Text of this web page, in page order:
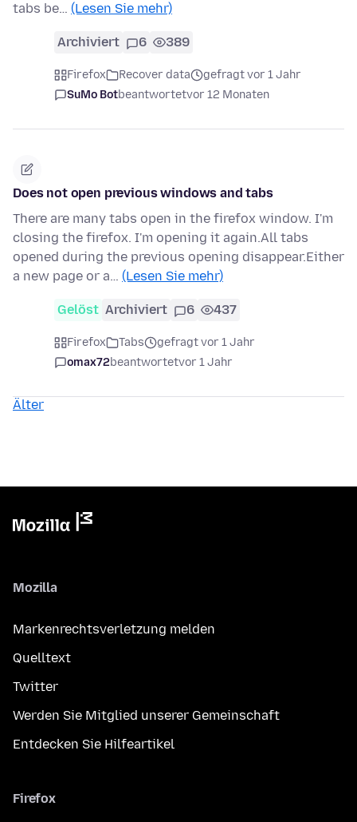
tabs be… (Lesen Sie mehr)
Archiviert 6 389
Firefox Recover data
gefragt vor 1 Jahr
SuMo Botbeantwortetvor 12 Monaten
Does not open previous windows and tabs
There are many tabs open in the firefox window. I'm
closing the firefox. I'm opening it again.All tabs
opened during the previous opening disappear.Either
a new page or a… (Lesen Sie mehr)
Gelöst Archiviert 6 437
Firefox Tabs
gefragt vor 1 Jahr
omax72beantwortetvor 1 Jahr
Älter
Mozilla
Markenrechtsverletzung melden
Quelltext
Twitter
Werden Sie Mitglied unserer Gemeinschaft
Entdecken Sie Hilfeartikel
Firefox